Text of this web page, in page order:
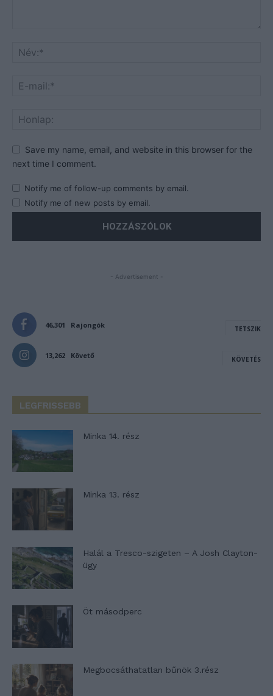
Save my name, email, and website in this browser for the
next time I comment.
Notify me of follow-up comments by email.
Notify me of new posts by email.
- Advertisement -
46,301 Rajongók TETSZIK
13,262 Követő KÖVETÉS
LEGFRISSEBB
Minka 14. rész
Minka 13. rész
Halál a Tresco-szigeten – A Josh Clayton-
ügy
Öt másodperc
Megbocsáthatatlan bűnök 3.rész